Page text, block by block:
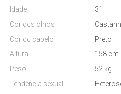
Idade
31
Cor dos olhos
Cor do cabelo
Preto
Altura
158 cm
Peso
52 kg
Tendência sexual